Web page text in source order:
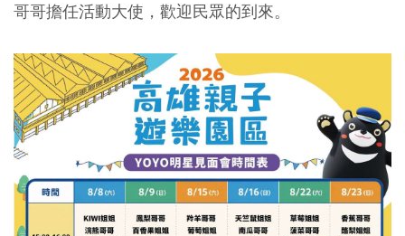
哥哥擔任活動大使，歡迎民眾的到來。